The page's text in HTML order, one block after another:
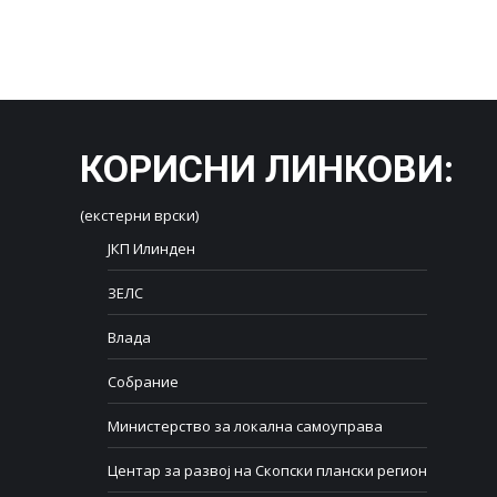
КОРИСНИ ЛИНКОВИ:
(екстерни врски)
ЈКП Илинден
ЗЕЛС
Влада
Собрание
Министерство за локална самоуправа
Центар за развој на Скопски плански регион